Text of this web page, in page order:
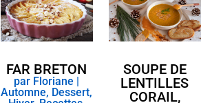
FAR BRETON
par Floriane |
Automne, Dessert,
SOUPE DE
LENTILLES
CORAIL,